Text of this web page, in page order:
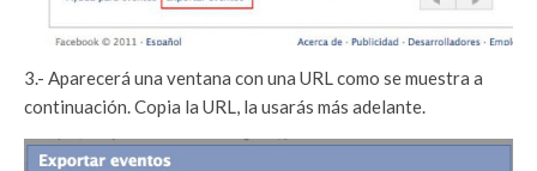
3.- Aparecerá una ventana con una URL como se muestra a
continuación. Copia la URL, la usarás más adelante.